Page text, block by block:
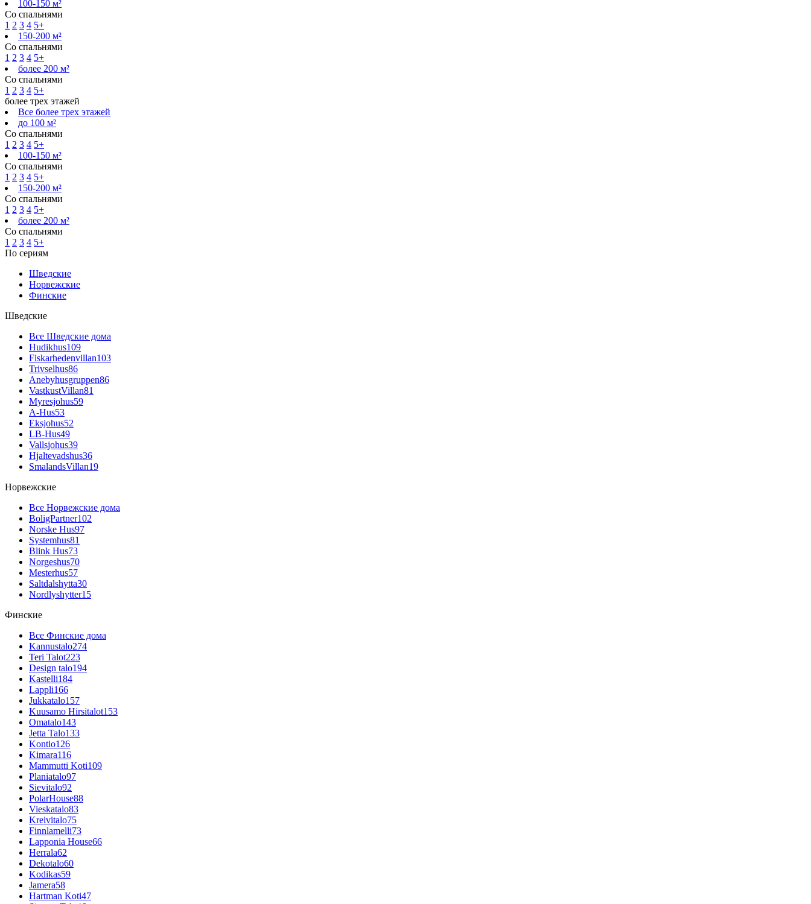
100-150 м²
Со спальнями
1 2 3 4 5+
150-200 м²
Со спальнями
1 2 3 4 5+
более 200 м²
Со спальнями
1 2 3 4 5+
более трех этажей
Все более трех этажей
до 100 м²
Со спальнями
1 2 3 4 5+
100-150 м²
Со спальнями
1 2 3 4 5+
150-200 м²
Со спальнями
1 2 3 4 5+
более 200 м²
Со спальнями
1 2 3 4 5+
По сериям
Шведские
Норвежские
Финские
Шведские
Все Шведские дома
Hudikhus109
Fiskarhedenvillan103
Trivselhus86
Anebyhusgruppen86
VastkustVillan81
Myresjohus59
A-Hus53
Eksjohus52
LB-Hus49
Vallsjohus39
Hjaltevadshus36
SmalandsVillan19
Норвежские
Все Норвежские дома
BoligPartner102
Norske Hus97
Systemhus81
Blink Hus73
Norgeshus70
Mesterhus57
Saltdalshytta30
Nordlyshytter15
Финские
Все Финские дома
Kannustalo274
Teri Talot223
Design talo194
Kastelli184
Lappli166
Jukkatalo157
Kuusamo Hirsitalot153
Omatalo143
Jetta Talo133
Kontio126
Kimara116
Mammutti Koti109
Planiatalo97
Sievitalo92
PolarHouse88
Vieskatalo83
Kreivitalo75
Finnlamelli73
Lapponia House66
Herrala62
Dekotalo60
Kodikas59
Jamera58
Hartman Koti47